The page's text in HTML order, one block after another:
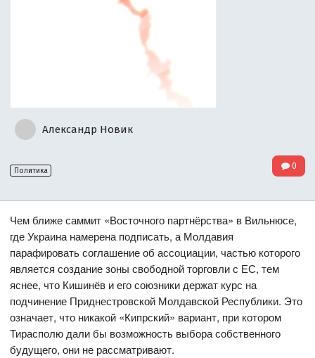
Александр Новик
Политика 0
Чем ближе саммит «Восточного партнёрства» в Вильнюсе,
где Украина намерена подписать, а Молдавия
парафировать соглашение об ассоциации, частью которого
является создание зоны свободной торговли с ЕС, тем
яснее, что Кишинёв и его союзники держат курс на
подчинение Приднестровской Молдавской Республики. Это
означает, что никакой «Кипрский» вариант, при котором
Тирасполю дали бы возможность выбора собственного
будущего, они не рассматривают.